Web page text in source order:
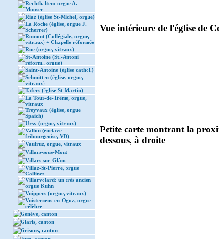
Rechthalten: orgue A.
Mooser
Riaz (église St-Michel, orgue)
La Roche (église, orgue J.
Scherrer)
Romont (Collégiale, orgue,
vitraux) + Chapelle réformée
Rue (orgue, vitraux)
St-Antoine (St.-Antoni
réform., orgue)
Saint-Antoine (église cathol.)
Schmitten (église, orgue,
vitraux)
Tafers (église St-Martin)
La Tour-de-Trême, orgue,
vitraux
Treyvaux (église, orgue
Spaich)
Ursy (orgue, vitraux)
Vallon (enclave
fribourgeoise, VD)
Vaulruz, orgue, vitraux
Villars-sous-Mont
Villars-sur-Glâne
Villaz-St-Pierre, orgue
Callinet
Villarvolard: un très ancien
orgue Kuhn
Vuippens (orgue, vitraux)
Vuisternens-en-Ogoz, orgue
célèbre
Genève, canton
Glaris, canton
Grisons, canton
Vue intérieure de l'église de
Petite carte montrant la
dessous, à droite